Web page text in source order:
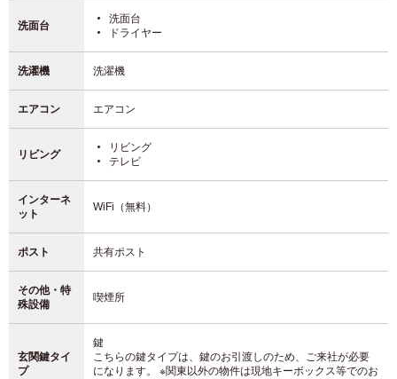
洗面台
洗面台
ドライヤー
洗濯機 洗濯機
エアコン エアコン
リビング
リビング
テレビ
インターネ
ット
WiFi（無料）
ポスト 共有ポスト
その他・特
殊設備
喫煙所
玄関鍵タイ
プ
鍵
こちらの鍵タイプは、鍵のお引渡しのため、ご来社が必要
になります。 ※関東以外の物件は現地キーボックス等でのお